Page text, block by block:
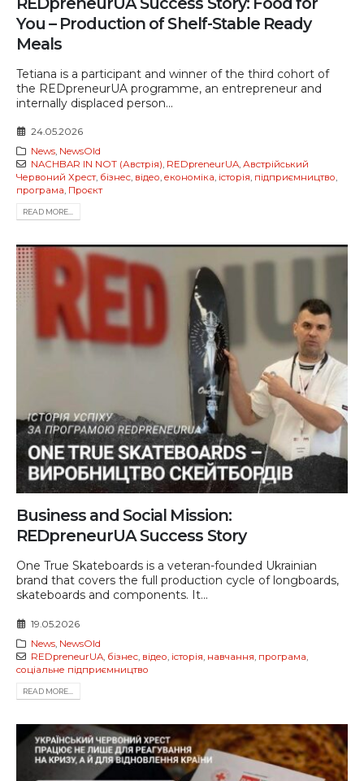
You – Production of Shelf-Stable Ready
Meals
Tetiana is a participant and winner of the third cohort of
the REDpreneurUA programme, an entrepreneur and
internally displaced person...
24.05.2026
News, NewsOld
NACHBAR IN NOT (Австрія), REDpreneurUA, Австрійський
Червоний Хрест, бізнес, відео, економіка, історія, підприємництво,
програма, Проєкт
READ MORE...
Business and Social Mission:
REDpreneurUA Success Story
One True Skateboards is a veteran-founded Ukrainian
brand that covers the full production cycle of longboards,
skateboards and components. It...
19.05.2026
News, NewsOld
REDpreneurUA, бізнес, відео, історія, навчання, програма,
соціальне підприємництво
READ MORE...